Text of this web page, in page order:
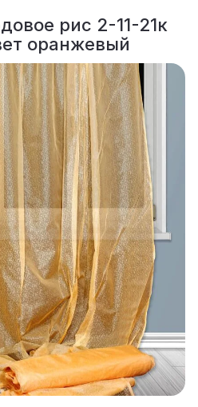
рис 2-11-21к
оранжевый